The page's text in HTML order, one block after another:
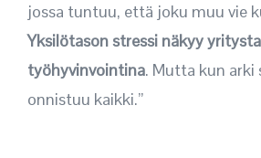
jossa tuntuu, että joku muu vie
Yksilötason stressi näkyy
työhyvinvointina. Mutta kun arki
onnistuu kaikki.”